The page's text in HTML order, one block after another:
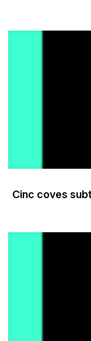
Cinc coves